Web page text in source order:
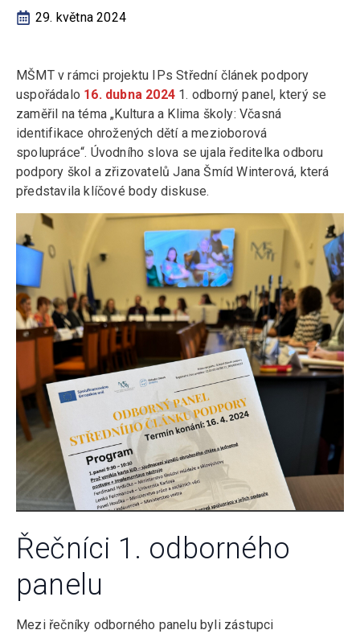
29. května 2024
MŠMT v rámci projektu IPs Střední článek podpory
uspořádalo 16. dubna 2024 1. odborný panel, který se
zaměřil na téma „Kultura a Klima školy: Včasná
identifikace ohrožených dětí a mezioborová
spolupráce“. Úvodního slova se ujala ředitelka odboru
podpory škol a zřizovatelů Jana Šmíd Winterová, která
představila klíčové body diskuse.
Řečníci 1. odborného
panelu
Mezi řečníky odborného panelu byli zástupci